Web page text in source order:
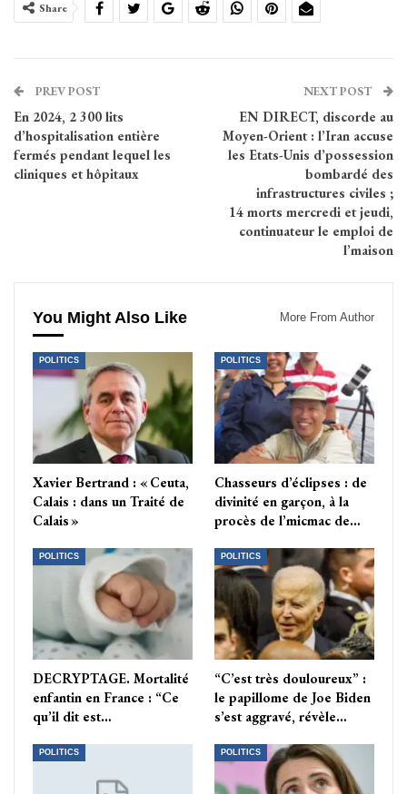
Share
PREV POST
En 2024, 2 300 lits
d’hospitalisation entière
fermés pendant lequel les
cliniques et hôpitaux
NEXT POST
EN DIRECT, discorde au
Moyen-Orient : l’Iran accuse
les Etats-Unis d’possession
bombardé des
infrastructures civiles ;
14 morts mercredi et jeudi,
continuateur le emploi de
l’maison
You Might Also Like More From Author
POLITICS
Xavier Bertrand : « Ceuta,
Calais : dans un Traité de
Calais »
POLITICS
Chasseurs d’éclipses : de
divinité en garçon, à la
procès de l’micmac de…
POLITICS
DECRYPTAGE. Mortalité
enfantin en France : “Ce
qu’il dit est…
POLITICS
“C’est très douloureux” :
le papillome de Joe Biden
s’est aggravé, révèle…
POLITICS POLITICS